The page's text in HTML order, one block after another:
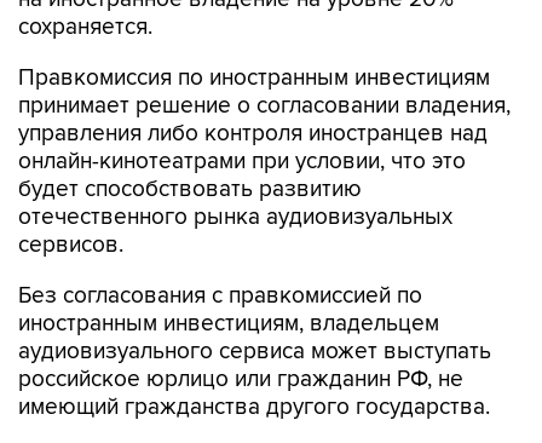
сохраняется.
Правкомиссия по иностранным инвестициям
принимает решение о согласовании владения,
управления либо контроля иностранцев над
онлайн-кинотеатрами при условии, что это
будет способствовать развитию
отечественного рынка аудиовизуальных
сервисов.
Без согласования с правкомиссией по
иностранным инвестициям, владельцем
аудиовизуального сервиса может выступать
российское юрлицо или гражданин РФ, не
имеющий гражданства другого государства.